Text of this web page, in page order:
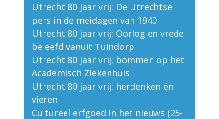
Utrecht 80 jaar vrij: De Utrechtse
pers in de meidagen van 1940
Utrecht 80 jaar vrij: Oorlog en vrede
beleefd vanuit Tuindorp
Utrecht 80 jaar vrij: bommen op het
Academisch Ziekenhuis
Utrecht 80 jaar vrij: herdenken én
vieren
Cultureel erfgoed in het nieuws (25-